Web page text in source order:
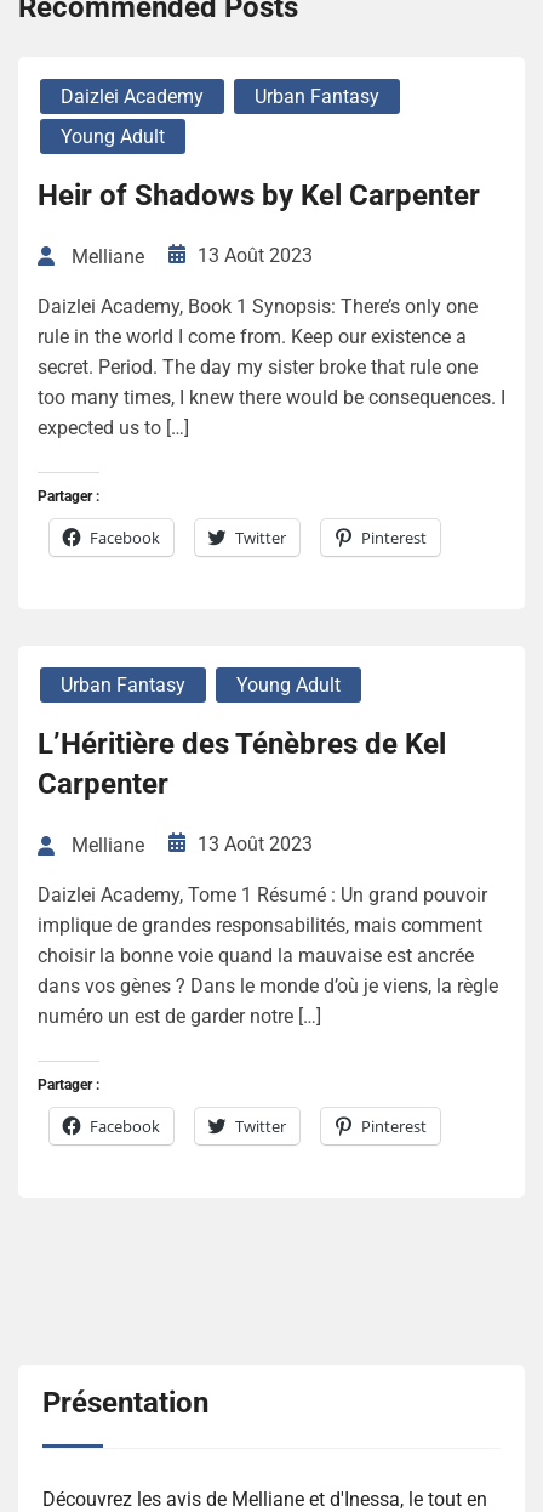
Daizlei Academy
Urban Fantasy
Young Adult
Heir of Shadows by Kel Carpenter
Melliane 13 Août 2023
Daizlei Academy, Book 1 Synopsis: There’s only one
rule in the world I come from. Keep our existence a
secret. Period. The day my sister broke that rule one
too many times, I knew there would be consequences. I
expected us to […]
Partager :
Facebook Twitter Pinterest
Urban Fantasy Young Adult
L’Héritière des Ténèbres de Kel
Carpenter
Melliane 13 Août 2023
Daizlei Academy, Tome 1 Résumé : Un grand pouvoir
implique de grandes responsabilités, mais comment
choisir la bonne voie quand la mauvaise est ancrée
dans vos gènes ? Dans le monde d’où je viens, la règle
numéro un est de garder notre […]
Partager :
Facebook Twitter Pinterest
Présentation
Découvrez les avis de Melliane et d'Inessa, le tout en